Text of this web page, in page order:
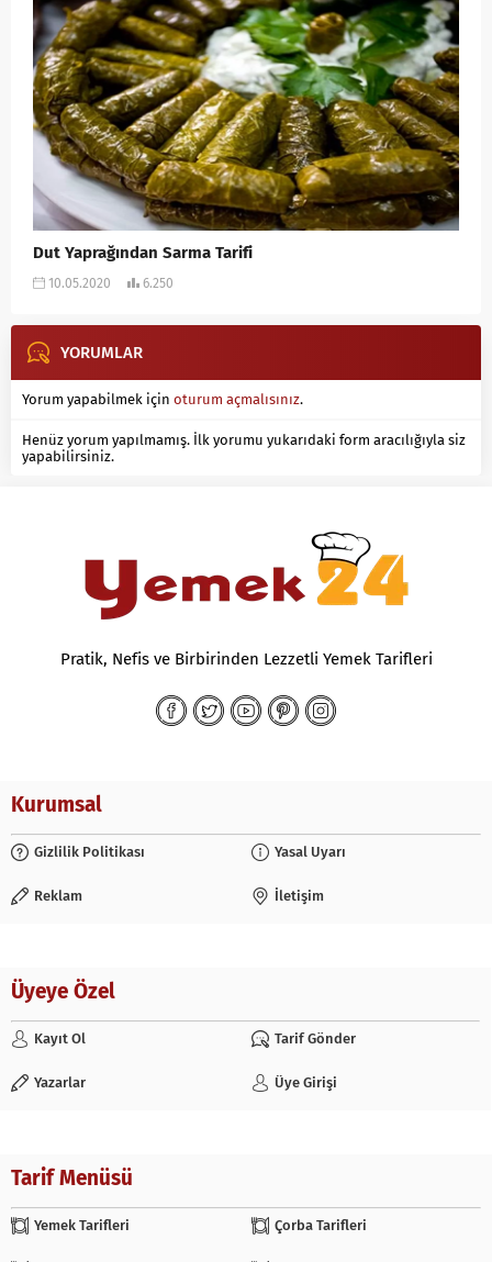
Dut Yaprağından Sarma Tarifi
10.05.2020 6.250
YORUMLAR
Yorum yapabilmek için oturum açmalısınız.
Henüz yorum yapılmamış. İlk yorumu yukarıdaki form aracılığıyla siz
yapabilirsiniz.
Pratik, Nefis ve Birbirinden Lezzetli Yemek Tarifleri
Kurumsal
Gizlilik Politikası Yasal Uyarı
Reklam İletişim
Üyeye Özel
Kayıt Ol Tarif Gönder
Yazarlar Üye Girişi
Tarif Menüsü
Yemek Tarifleri Çorba Tarifleri